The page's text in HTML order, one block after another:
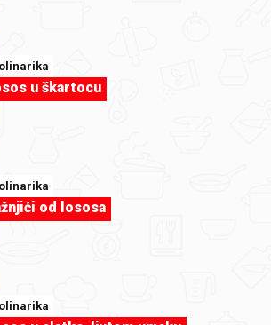
na sve upite u razumnom roku i
informacijama u
odgovora na vaš upit o
se obratiti:
osobe s invaliditetom Republike
u škartocu
od lososa